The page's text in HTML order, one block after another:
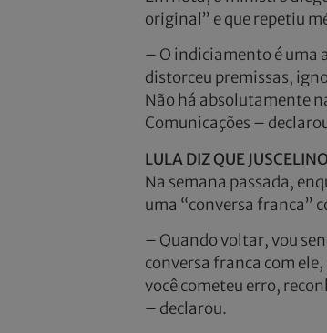
original” e que repetiu
– O indiciamento é uma
distorceu premissas,
Não há absolutamente
Comunicações –
LULA DIZ QUE
Na semana passada,
uma “conversa franca”
– Quando voltar, vou
conversa franca com ele,
você cometeu erro,
– declarou.